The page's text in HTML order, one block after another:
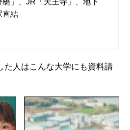
」、JR「天王寺」、地下
直結
た人はこんな大学にも資料請